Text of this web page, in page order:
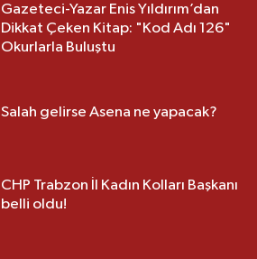
Gazeteci-Yazar Enis Yıldırım’dan
Dikkat Çeken Kitap: "Kod Adı 126"
Okurlarla Buluştu
Salah gelirse Asena ne yapacak?
CHP Trabzon İl Kadın Kolları Başkanı
belli oldu!